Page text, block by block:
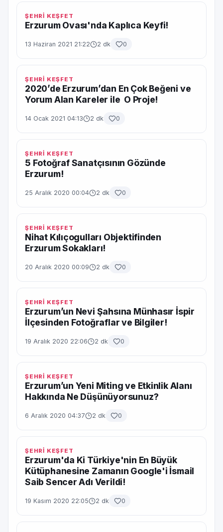
ŞEHRİ KEŞFET
Erzurum Ovası'nda Kaplıca Keyfi!
13 Haziran 2021 21:22 2 dk 0
ŞEHRİ KEŞFET
2020’de Erzurum’dan En Çok Beğeni ve
Yorum Alan Kareler ile O Proje!
14 Ocak 2021 04:13 2 dk 0
ŞEHRİ KEŞFET
5 Fotoğraf Sanatçısının Gözünde
Erzurum!
25 Aralık 2020 00:04 2 dk 0
ŞEHRİ KEŞFET
Nihat Kılıçogulları Objektifinden
Erzurum Sokakları!
20 Aralık 2020 00:09 2 dk 0
ŞEHRİ KEŞFET
Erzurum’un Nevi Şahsına Münhasır İspir
İlçesinden Fotoğraflar ve Bilgiler!
19 Aralık 2020 22:06 2 dk 0
ŞEHRİ KEŞFET
Erzurum’un Yeni Miting ve Etkinlik Alanı
Hakkında Ne Düşünüyorsunuz?
6 Aralık 2020 04:37 2 dk 0
ŞEHRİ KEŞFET
Erzurum'da Ki Türkiye'nin En Büyük
Kütüphanesine Zamanın Google'i İsmail
Saib Sencer Adı Verildi!
19 Kasım 2020 22:05 2 dk 0